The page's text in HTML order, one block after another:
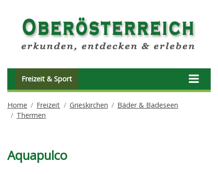
Freizeit & Sport
Home Freizeit Grieskirchen
Bäder & Badeseen
Thermen
Aquapulco